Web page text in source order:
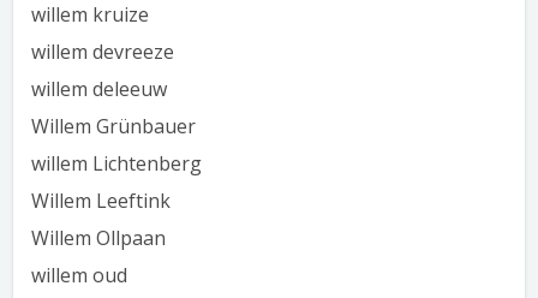
willem kruize
willem devreeze
willem deleeuw
Willem Grünbauer
willem Lichtenberg
Willem Leeftink
Willem Ollpaan
willem oud